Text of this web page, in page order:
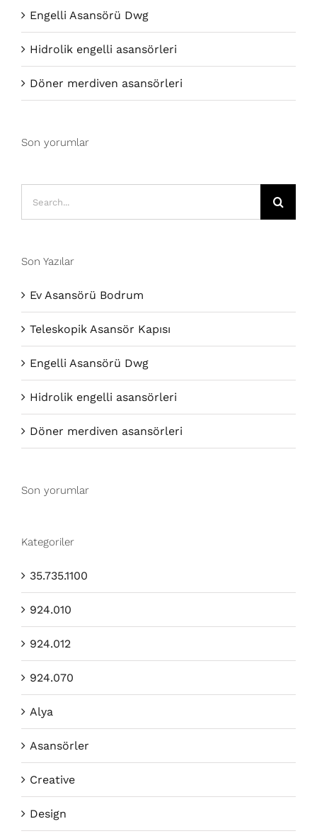
Engelli Asansörü Dwg
Hidrolik engelli asansörleri
Döner merdiven asansörleri
Son yorumlar
Son Yazılar
Ev Asansörü Bodrum
Teleskopik Asansör Kapısı
Engelli Asansörü Dwg
Hidrolik engelli asansörleri
Döner merdiven asansörleri
Son yorumlar
Kategoriler
35.735.1100
924.010
924.012
924.070
Alya
Asansörler
Creative
Design